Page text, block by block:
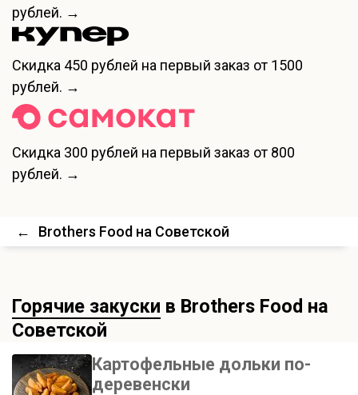
рублей. →
Скидка 450 рублей на первый заказ от 1500
рублей. →
Скидка 300 рублей на первый заказ от 800
рублей. →
← Brothers Food на Советской
Горячие закуски в Brothers Food на
Советской
Картофельные дольки по-
деревенски